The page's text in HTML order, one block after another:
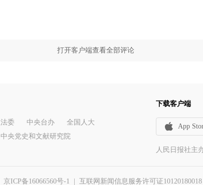
打开客户端查看全部评论
委 中央台办
全国人大
中央党史和文献研究院
下载客户端
App
人民日报社主
京ICP备16066560号-1 | 互联网新闻信息服务许可证